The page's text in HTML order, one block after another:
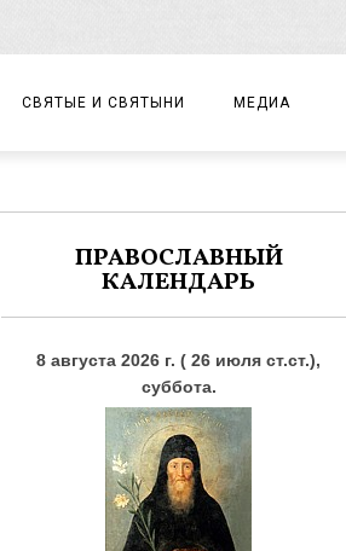
СВЯТЫЕ И СВЯТЫНИ МЕДИА
ФОТО
ПРАВОСЛАВНЫЙ
КАЛЕНДАРЬ
8 августа 2026 г. ( 26 июля ст.ст.),
суббота.